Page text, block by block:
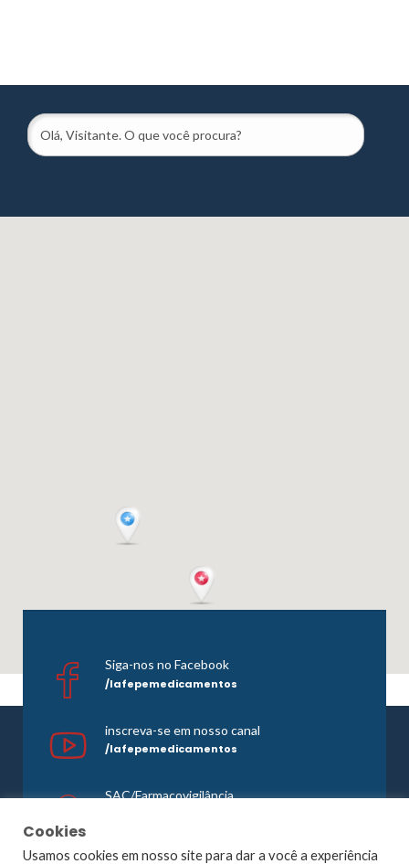
Siga-nos no Facebook
/lafepemedicamentos
inscreva-se em nosso canal
/lafepemedicamentos
SAC/Farmacovigilância
Cookies
Usamos cookies em nosso site para dar a você a experiência